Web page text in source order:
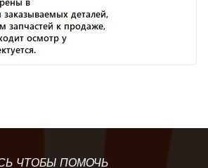
ЧТОБЫ ПОМОЧЬ